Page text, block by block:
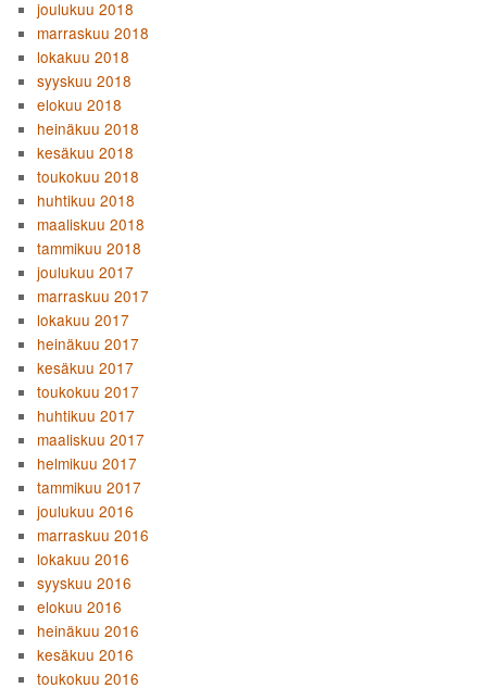
joulukuu 2018
marraskuu 2018
lokakuu 2018
syyskuu 2018
elokuu 2018
heinäkuu 2018
kesäkuu 2018
toukokuu 2018
huhtikuu 2018
maaliskuu 2018
tammikuu 2018
joulukuu 2017
marraskuu 2017
lokakuu 2017
heinäkuu 2017
kesäkuu 2017
toukokuu 2017
huhtikuu 2017
maaliskuu 2017
helmikuu 2017
tammikuu 2017
joulukuu 2016
marraskuu 2016
lokakuu 2016
syyskuu 2016
elokuu 2016
heinäkuu 2016
kesäkuu 2016
toukokuu 2016